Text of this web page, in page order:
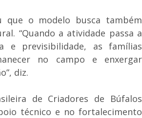
que o modelo busca também
“Quando a atividade passa a
e previsibilidade, as famílias
no campo e enxergar
diz.
de Criadores de Búfalos
técnico e no fortalecimento